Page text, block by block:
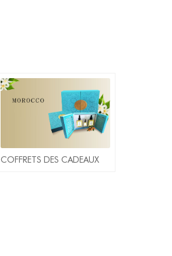
COFFRETS DES CADEAUX